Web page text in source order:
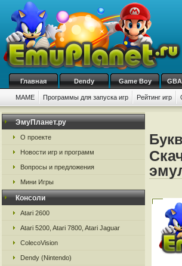
Главная Dendy Game Boy
MAME Программы для запуска игр Рейтинг игр
ЭмуПланет.ру
О проекте
Новости игр и программ
Вопросы и предложения
Мини Игры
Консоли
Atari 2600
Atari 5200, Atari 7800, Atari Jaguar
ColecoVision
Dendy (Nintendo)